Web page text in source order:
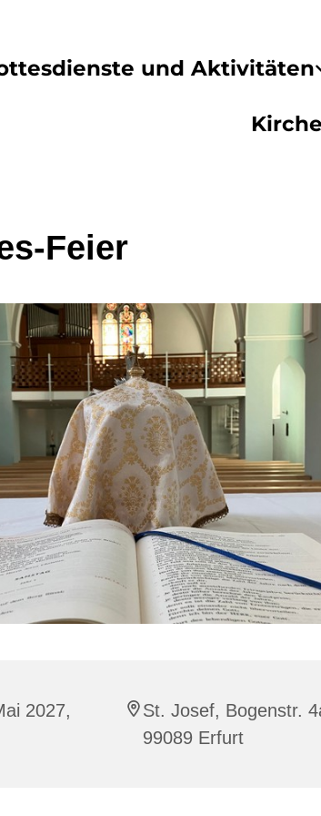
und Aktivitäten
Feier
2027,
St. Josef, Bogenstr.
99089 Erfurt